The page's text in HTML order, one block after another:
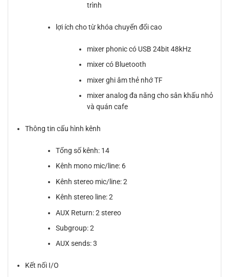
trình
lợi ích cho từ khóa chuyển đổi cao
mixer phonic có USB 24bit 48kHz
mixer có Bluetooth
mixer ghi âm thẻ nhớ TF
mixer analog đa năng cho sân khấu nhỏ
và quán cafe
Thông tin cấu hình kênh
Tổng số kênh: 14
Kênh mono mic/line: 6
Kênh stereo mic/line: 2
Kênh stereo line: 2
AUX Return: 2 stereo
Subgroup: 2
AUX sends: 3
Kết nối I/O